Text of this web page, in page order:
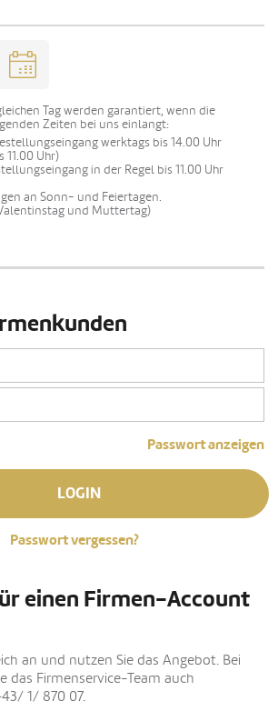
Tag werden garantiert, wenn die
Zeiten bei uns einlangt:
werktags bis 14.00 Uhr
11.00 Uhr)
in der Regel bis 11.00 Uhr
an Sonn- und Feiertagen.
und Muttertag)
Passwort anzeigen
LOGIN
Passwort vergessen?
einen Firmen-Account
an und nutzen Sie das Angebot. Bei
das Firmenservice-Team auch
1/ 870 07.